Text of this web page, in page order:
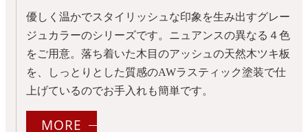
優しく温かでスタイリッシュな印象を生み出すグレー
ジュカラーのシリーズです。ニュアンスの異なる４色
をご用意。落ち着いた木目のアッシュの天然木ツキ板
を、しっとりとした質感のAWラスティック塗装で仕
上げているのでお手入れも簡単です。
MORE